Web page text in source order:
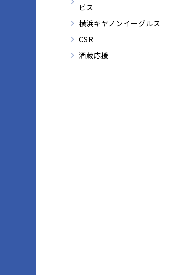
ビス
横浜キヤノンイーグルス
CSR
酒蔵応援